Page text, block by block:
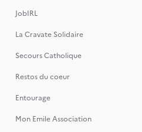
JobIRL
La Cravate Solidaire
Secours Catholique
Restos du coeur
Entourage
Mon Emile Association